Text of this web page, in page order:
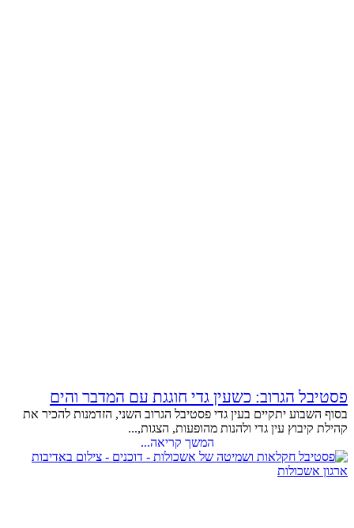
פסטיבל הגרוב: כשעין גדי חוגגת עם המדבר והים
בסוף השבוע יתקיים בעין גדי פסטיבל הגרוב השני, הזדמנות להכיר את
קהילת קיבוץ עין גדי ולהנות מהופעות, הצגות,...
המשך קריאה...